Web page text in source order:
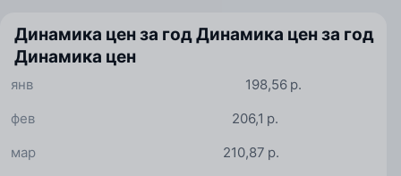
Динамика цен за годДинамика цен за год
Динамика цен
198,56 р.
янв
206,1 р.
фев
210,87 р.
мар